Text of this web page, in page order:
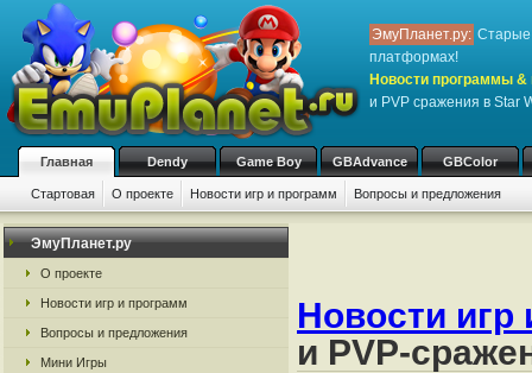
ЭмуПланет.ру: Старые
платформах!
Новости программы &
и PVP сражения в Star
Главная Dendy Game Boy GBAdvance GBColor
Стартовая О проекте Новости игр и программ Вопросы и предложения
ЭмуПланет.ру
О проекте
Новости игр и программ
Вопросы и предложения
Мини Игры
Новости игр
и PVP-